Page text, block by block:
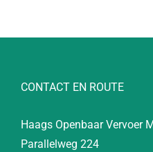
CONTACT EN ROUTE
Haags Openbaar Vervoer
Parallelweg 224